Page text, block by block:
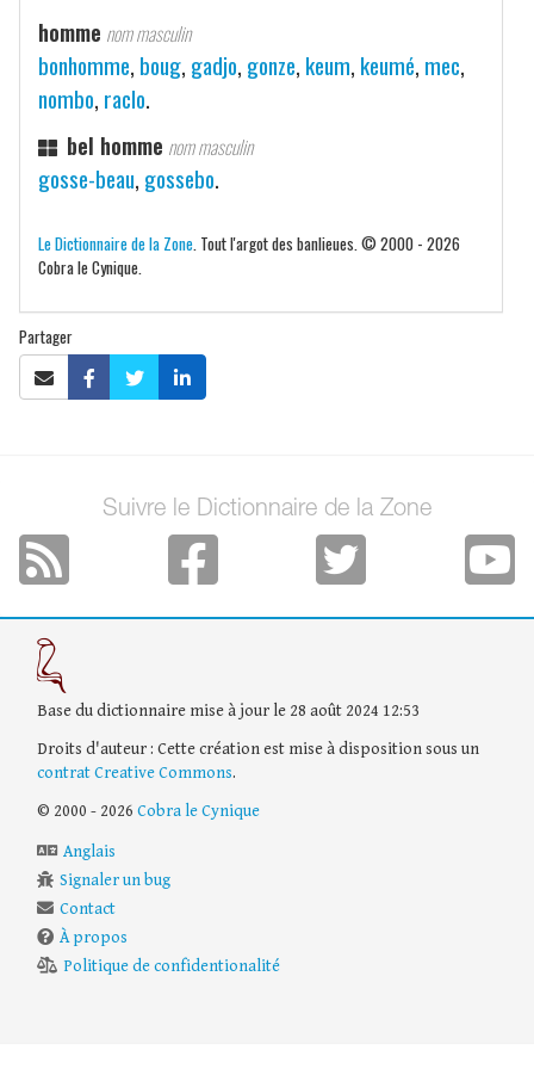
homme nom masculin
bonhomme, boug, gadjo, gonze, keum, keumé, mec,
nombo, raclo.
bel homme nom masculin
gosse-beau, gossebo.
Le Dictionnaire de la Zone . Tout l'argot des banlieues. © 2000 - 2026
Cobra le Cynique.
Partager
Suivre le Dictionnaire de la Zone
Base du dictionnaire mise à jour le 28 août 2024 12:53
Droits d'auteur : Cette création est mise à disposition sous un
contrat Creative Commons.
© 2000 - 2026 Cobra le Cynique
Anglais
Signaler un bug
Contact
À propos
Politique de confidentionalité